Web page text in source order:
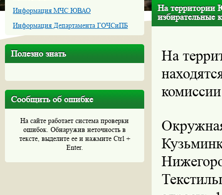
Информация МЧС ЮВАО
Информация Департамента ГОЧСиПБ
Полезно знать
Сообщить об ошибке
На сайте работает система проверки
ошибок. Обнаружив неточность в
тексте, выделите ее и нажмите Ctrl +
Enter.
На территории
избирательные
На